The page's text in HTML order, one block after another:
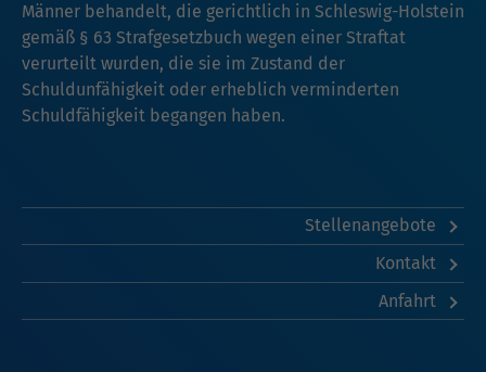
Männer behandelt, die gerichtlich in Schleswig-Holstein
gemäß § 63 Strafgesetzbuch wegen einer Straftat
verurteilt wurden, die sie im Zustand der
Schuldunfähigkeit oder erheblich verminderten
Schuldfähigkeit begangen haben.
Stellenangebote
Kontakt
Anfahrt